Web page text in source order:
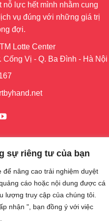
sự riêng tư của bạn
để nâng cao trải nghiệm duyệt
cáo hoặc nội dung được cá
lượng truy cập của chúng tôi.
nhận ", bạn đồng ý với việc
nỗ lực hết mình nhằm cung
vụ đúng với những giá trị
đợi.
Lotte Center
Cống Vị - Q. Ba Đình - Hà Nội